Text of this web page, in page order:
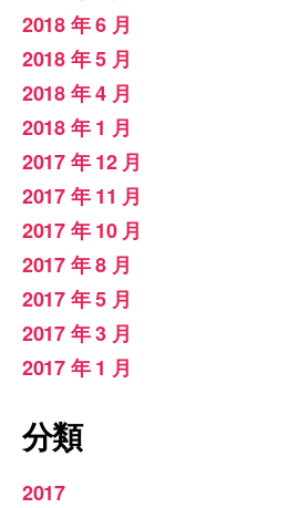
2018 年 6 月
2018 年 5 月
2018 年 4 月
2018 年 1 月
2017 年 12 月
2017 年 11 月
2017 年 10 月
2017 年 8 月
2017 年 5 月
2017 年 3 月
2017 年 1 月
分類
2017